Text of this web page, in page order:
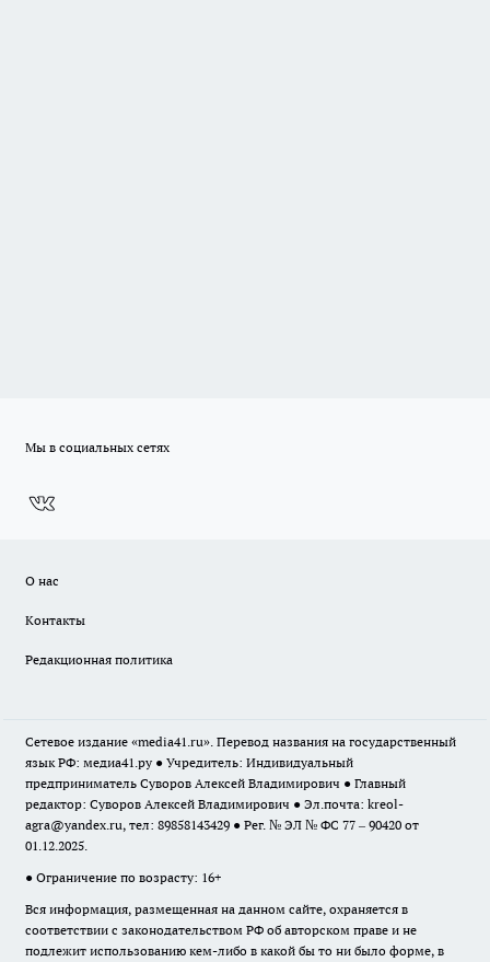
Мы в социальных сетях
О нас
Контакты
Редакционная политика
Сетевое издание «media41.ru». Перевод названия на государственный
язык РФ: медиа41.ру ● Учредитель: Индивидуальный
предприниматель Суворов Алексей Владимирович ● Главный
редактор: Суворов Алексей Владимирович ● Эл.почта: kreol-
agra@yandex.ru, тел: 89858143429 ● Рег. № ЭЛ № ФС 77 – 90420 от
01.12.2025.
● Ограничение по возрасту: 16+
Вся информация, размещенная на данном сайте, охраняется в
соответствии с законодательством РФ об авторском праве и не
подлежит использованию кем-либо в какой бы то ни было форме, в